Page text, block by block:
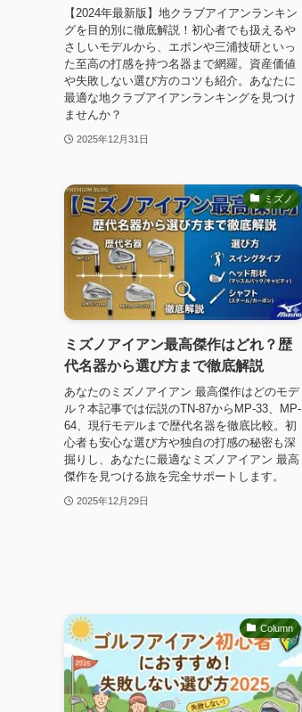
【2024年最新版】地クラブアイアンランキン
グを目的別に徹底解説！初心者でも扱えるや
さしいモデルから、エポンや三浦技研といっ
た至高の打感を持つ名器まで網羅。資産価値
や失敗しない選び方のコツも紹介。あなたに
最適な地クラブアイアンランキングを見つけ
ませんか？
2025年12月31日
ミズノ
ミズノアイアン最高傑作はどれ？歴
代名器から選び方まで徹底解説
あなたのミズノアイアン 最高傑作はどのモデ
ル？本記事では伝説のTN-87からMP-33、MP-
64、現行モデルまで歴代名器を徹底比較。初
心者も安心な選び方や独自の打感の秘密も深
掘りし、あなたに最適なミズノアイアン 最高
傑作を見つける旅を完全サポートします。
2025年12月29日
Column